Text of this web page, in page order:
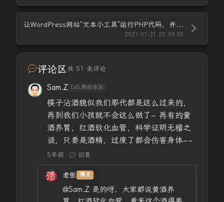
让WordPress网站“文本小工具”运行PHP代码，并实现调用其他WordPress网站最新文章
2021-01-31 20:39:05
评论区共 51 条评论
Sam.Z Lv5.熟稔有加
筷子沾酒貌似我们那代都是这么过来的，
再到我们小孩就不会这么做了~ 再有的黄
酒养胃，红酒软化血管，科学证明无稽之
谈，只要是酒精，过度了都会伤害身体~~
5年前 回复
老张 博主
@Sam.Z 是的呀，大家都说黄酒养